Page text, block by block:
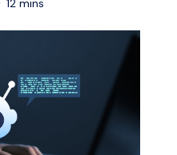
12 mins